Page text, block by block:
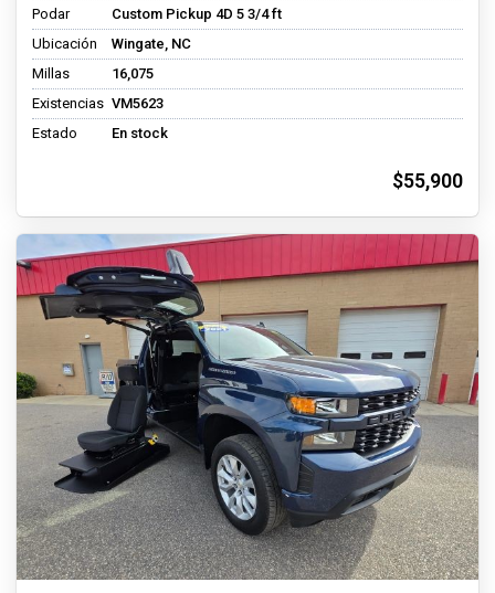
Podar
Custom Pickup 4D 5 3/4 ft
Ubicación
Wingate, NC
Millas
16,075
Existencias VM5623
Estado
En stock
$55,900